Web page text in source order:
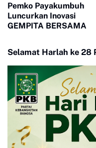
Pemko Payakumbuh
Luncurkan Inovasi
GEMPITA BERSAMA
Selamat Harlah ke 28